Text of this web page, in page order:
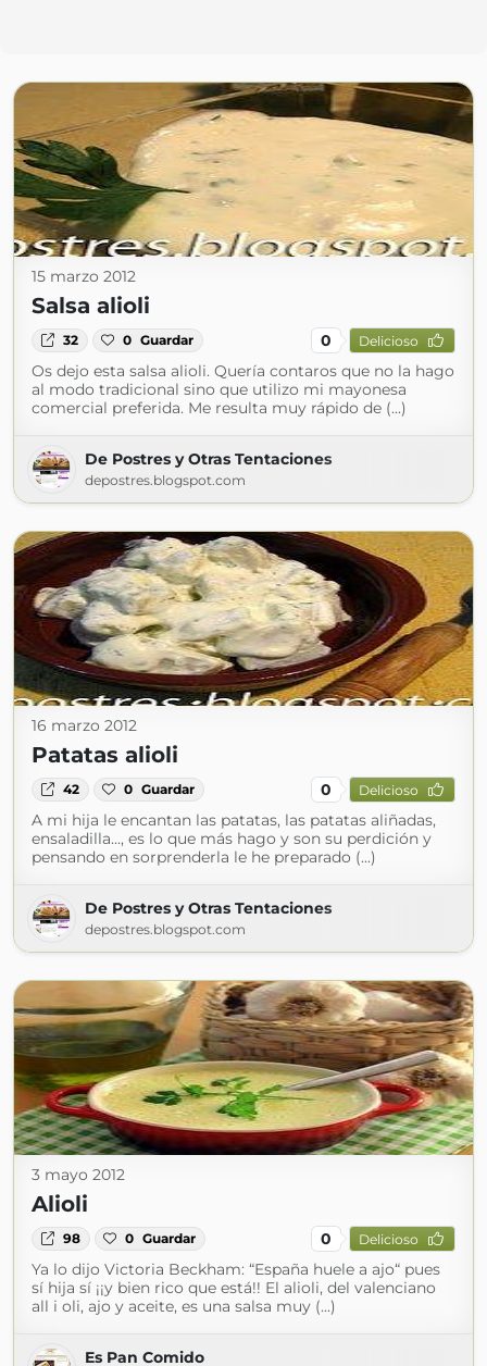
15 marzo 2012
Salsa alioli
32 0 Guardar 0 Delicioso
Os dejo esta salsa alioli. Quería contaros que no la hago
al modo tradicional sino que utilizo mi mayonesa
comercial preferida. Me resulta muy rápido de (...)
De Postres y Otras Tentaciones
depostres.blogspot.com
16 marzo 2012
Patatas alioli
42 0 Guardar 0 Delicioso
A mi hija le encantan las patatas, las patatas aliñadas,
ensaladilla..., es lo que más hago y son su perdición y
pensando en sorprenderla le he preparado (...)
De Postres y Otras Tentaciones
depostres.blogspot.com
3 mayo 2012
Alioli
98 0 Guardar 0 Delicioso
Ya lo dijo Victoria Beckham: “España huele a ajo“ pues
sí hija sí ¡¡y bien rico que está!! El alioli, del valenciano
all i oli, ajo y aceite, es una salsa muy (...)
Es Pan Comido